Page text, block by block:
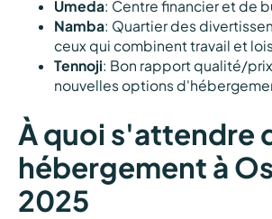
Umeda: Centre financier et de
Namba: Quartier des
ceux qui combinent travail et
Tennoji: Bon rapport qualité/
nouvelles options
À quoi s'attendre
hébergement à
2025